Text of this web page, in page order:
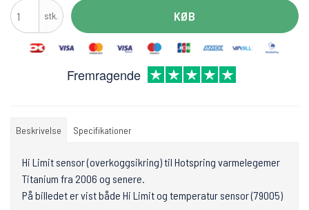
stk. KØB
Fremragende
Beskrivelse Specifikationer
Hi Limit sensor (overkoggsikring) til Hotspring varmelegemer
Titanium fra 2006 og senere.
På billedet er vist både Hi Limit og temperatur sensor (79005)